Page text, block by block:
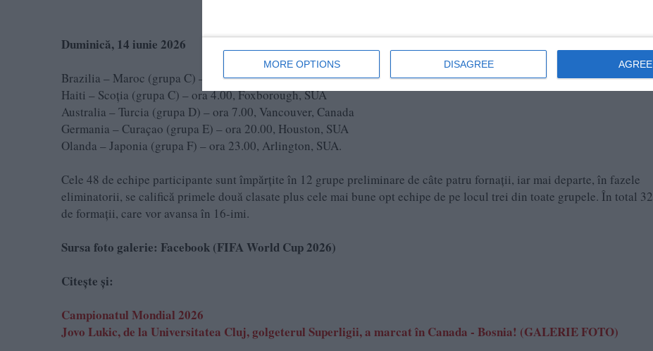
MORE OPTIONS DISAGREE AGREE
Duminică, 14 iunie 2026
Brazilia – Maroc (grupa C) – ora 1.00, New Jersey, SUA
Haiti – Scoția (grupa C) – ora 4.00, Foxborough, SUA
Australia – Turcia (grupa D) – ora 7.00, Vancouver, Canada
Germania – Curaçao (grupa E) – ora 20.00, Houston, SUA
Olanda – Japonia (grupa F) – ora 23.00, Arlington, SUA.
Cele 48 de echipe participante sunt împărțite în 12 grupe preliminare de câte patru fornații, iar mai departe, în fazele
eliminatorii, se califică primele două clasate plus cele mai bune opt echipe de pe locul trei din toate grupele. În total 32
de formații, care vor avansa în 16-imi.
Sursa foto galerie: Facebook (FIFA World Cup 2026)
Citește și:
Campionatul Mondial 2026
Jovo Lukic, de la Universitatea Cluj, golgeterul Superligii, a marcat în Canada - Bosnia! (GALERIE FOTO)